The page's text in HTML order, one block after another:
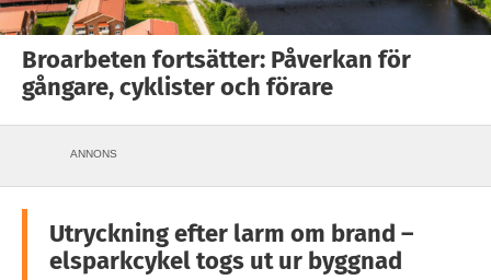
Broarbeten fortsätter: Påverkan för
gångare, cyklister och förare
ANNONS
Utryckning efter larm om brand –
elsparkcykel togs ut ur byggnad